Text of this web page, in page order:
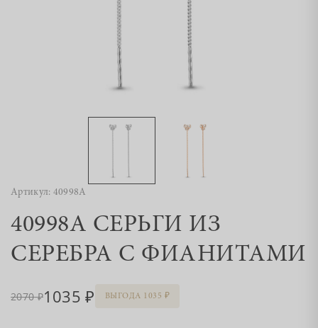
Артикул: 40998А
40998А СЕРЬГИ ИЗ
СЕРЕБРА С ФИАНИТАМИ
2070 1035 ВЫГОДА 1035